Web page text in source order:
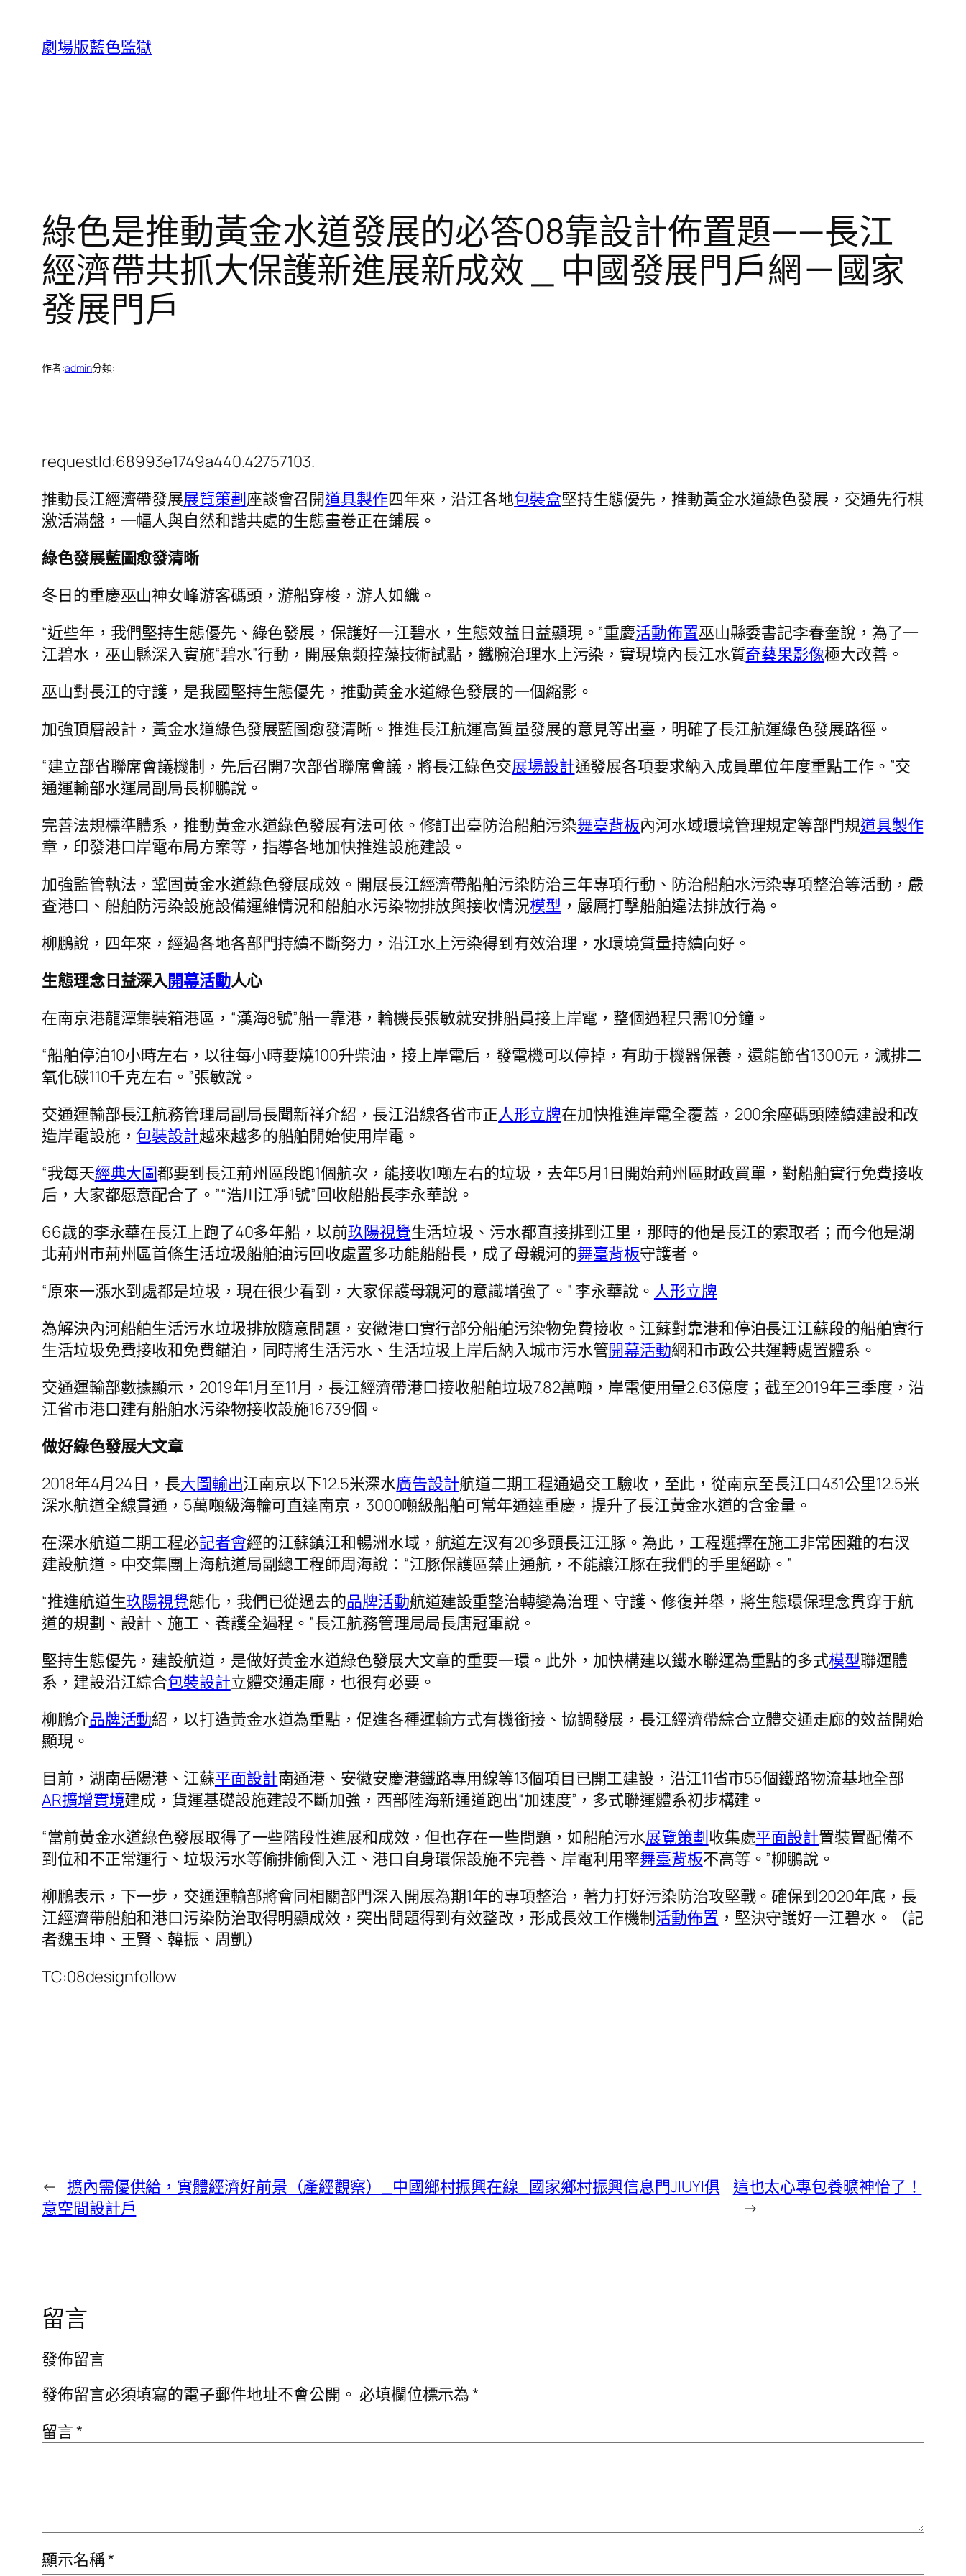
劇場版藍色監獄
綠色是推動黃金水道發展的必答08靠設計佈置題——長江
經濟帶共抓大保護新進展新成效 _ 中國發展門戶網－國家
發展門戶
作者:admin分類:
requestId:68993e1749a440.42757103.
推動長江經濟帶發展展覽策劃座談會召開道具製作四年來，沿江各地包裝盒堅持生態優先，推動黃金水道綠色發展，交通先行棋
激活滿盤，一幅人與自然和諧共處的生態畫卷正在鋪展。
綠色發展藍圖愈發清晰
冬日的重慶巫山神女峰游客碼頭，游船穿梭，游人如織。
“近些年，我們堅持生態優先、綠色發展，保護好一江碧水，生態效益日益顯現。”重慶活動佈置巫山縣委書記李春奎說，為了一
江碧水，巫山縣深入實施“碧水”行動，開展魚類控藻技術試點，鐵腕治理水上污染，實現境內長江水質奇藝果影像極大改善。
巫山對長江的守護，是我國堅持生態優先，推動黃金水道綠色發展的一個縮影。
加強頂層設計，黃金水道綠色發展藍圖愈發清晰。推進長江航運高質量發展的意見等出臺，明確了長江航運綠色發展路徑。
“建立部省聯席會議機制，先后召開7次部省聯席會議，將長江綠色交展場設計通發展各項要求納入成員單位年度重點工作。”交
通運輸部水運局副局長柳鵬說。
完善法規標準體系，推動黃金水道綠色發展有法可依。修訂出臺防治船舶污染舞臺背板內河水域環境管理規定等部門規道具製作
章，印發港口岸電布局方案等，指導各地加快推進設施建設。
加強監管執法，鞏固黃金水道綠色發展成效。開展長江經濟帶船舶污染防治三年專項行動、防治船舶水污染專項整治等活動，嚴
查港口、船舶防污染設施設備運維情況和船舶水污染物排放與接收情況模型 ，嚴厲打擊船舶違法排放行為。
柳鵬說，四年來，經過各地各部門持續不斷努力，沿江水上污染得到有效治理，水環境質量持續向好。
生態理念日益深入開幕活動人心
在南京港龍潭集裝箱港區，“漢海8號”船一靠港，輪機長張敏就安排船員接上岸電，整個過程只需10分鐘。
“船舶停泊10小時左右，以往每小時要燒100升柴油，接上岸電后，發電機可以停掉，有助于機器保養，還能節省1300元，減排二
氧化碳110千克左右。”張敏說。
交通運輸部長江航務管理局副局長聞新祥介紹，長江沿線各省市正人形立牌在加快推進岸電全覆蓋，200余座碼頭陸續建設和改
造岸電設施， 包裝設計越來越多的船舶開始使用岸電。
“我每天經典大圖都要到長江荊州區段跑1個航次，能接收1噸左右的垃圾，去年5月1日開始荊州區財政買單，對船舶實行免費接收
后，大家都愿意配合了。”“浩川江凈1號”回收船船長李永華說。
66歲的李永華在長江上跑了40多年船，以前玖陽視覺生活垃圾、污水都直接排到江里，那時的他是長江的索取者；而今他是湖
北荊州市荊州區首條生活垃圾船舶油污回收處置多功能船船長，成了母親河的舞臺背板守護者。
“原來一漲水到處都是垃圾，現在很少看到，大家保護母親河的意識增強了。” 李永華說。 人形立牌
為解決內河船舶生活污水垃圾排放隨意問題，安徽港口實行部分船舶污染物免費接收。江蘇對靠港和停泊長江江蘇段的船舶實行
生活垃圾免費接收和免費錨泊，同時將生活污水、生活垃圾上岸后納入城市污水管開幕活動網和市政公共運轉處置體系。
交通運輸部數據顯示，2019年1月至11月，長江經濟帶港口接收船舶垃圾7.82萬噸，岸電使用量2.63億度；截至2019年三季度，沿
江省市港口建有船舶水污染物接收設施16739個。
做好綠色發展大文章
2018年4月24日，長大圖輸出江南京以下12.5米深水廣告設計航道二期工程通過交工驗收，至此，從南京至長江口431公里12.5米
深水航道全線貫通，5萬噸級海輪可直達南京，3000噸級船舶可常年通達重慶，提升了長江黃金水道的含金量。
在深水航道二期工程必記者會經的江蘇鎮江和暢洲水域，航道左汊有20多頭長江江豚。為此，工程選擇在施工非常困難的右汊
建設航道。中交集團上海航道局副總工程師周海說：“江豚保護區禁止通航，不能讓江豚在我們的手里絕跡。”
“推進航道生玖陽視覺態化，我們已從過去的品牌活動航道建設重整治轉變為治理、守護、修復并舉，將生態環保理念貫穿于航
道的規劃、設計、施工、養護全過程。”長江航務管理局局長唐冠軍說。
堅持生態優先，建設航道，是做好黃金水道綠色發展大文章的重要一環。此外，加快構建以鐵水聯運為重點的多式模型聯運體
系，建設沿江綜合包裝設計立體交通走廊，也很有必要。
柳鵬介品牌活動紹，以打造黃金水道為重點，促進各種運輸方式有機銜接、協調發展，長江經濟帶綜合立體交通走廊的效益開始
顯現。
目前，湖南岳陽港、江蘇平面設計南通港、安徽安慶港鐵路專用線等13個項目已開工建設，沿江11省市55個鐵路物流基地全部
AR擴增實境建成，貨運基礎設施建設不斷加強，西部陸海新通道跑出“加速度”，多式聯運體系初步構建。
“當前黃金水道綠色發展取得了一些階段性進展和成效，但也存在一些問題，如船舶污水展覽策劃收集處平面設計置裝置配備不
到位和不正常運行、垃圾污水等偷排偷倒入江、港口自身環保設施不完善、岸電利用率舞臺背板不高等。”柳鵬說。
柳鵬表示，下一步，交通運輸部將會同相關部門深入開展為期1年的專項整治，著力打好污染防治攻堅戰。確保到2020年底，長
江經濟帶船舶和港口污染防治取得明顯成效，突出問題得到有效整改，形成長效工作機制活動佈置 ，堅決守護好一江碧水。（記
者魏玉坤、王賢、韓振、周凱）
TC:08designfollow
← 擴內需優供給，實體經濟好前景（產經觀察）_中國鄉村振興在線_國家鄉村振興信息門JIUYI俱
意空間設計戶
這也太心專包養曠神怡了！
→
留言
發佈留言
發佈留言必須填寫的電子郵件地址不會公開。 必填欄位標示為*
留言*
顯示名稱*